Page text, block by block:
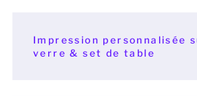
Accessoires de sport
Impression personnalisée
verre & set de table